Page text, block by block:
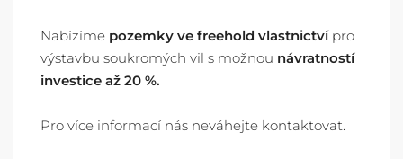
Nabízíme pozemky ve freehold vlastnictvípro
výstavbu soukromých vil s možnou návratností
investice až 20 %.
Pro více informací nás neváhejte kontaktovat.